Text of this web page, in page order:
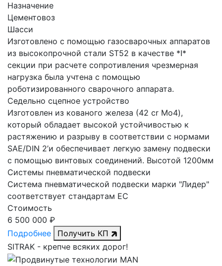
Назначение
Цементовоз
Шасси
Изготовлено с помощью газосварочных аппаратов
из высокопрочной стали ST52 в качестве *I*
секции при расчете сопротивления чрезмерная
нагрузка была учтена с помощью
роботизированного сварочного аппарата.
Седельно сцепное устройство
Изготовлен из кованого железа (42 cr Mo4),
который обладает высокой устойчивостью к
растяжению и разрыву в соответствии с нормами
SAE/DIN 2’и обеспечивает легкую замену подвески
с помощью винтовых соединений. Высотой 1200мм
Системы пневматической подвески
Система пневматической подвески марки "Лидер"
соответствует стандартам ЕС
Стоимость
6 500 000 ₽
Подробнее
Получить КП
SITRAK - крепче всяких дорог!